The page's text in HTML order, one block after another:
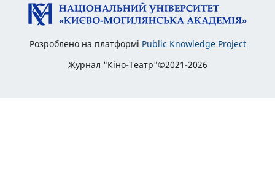
Розроблено на платформі Public Knowledge Project
Журнал "Кіно-Театр"©2021-2026